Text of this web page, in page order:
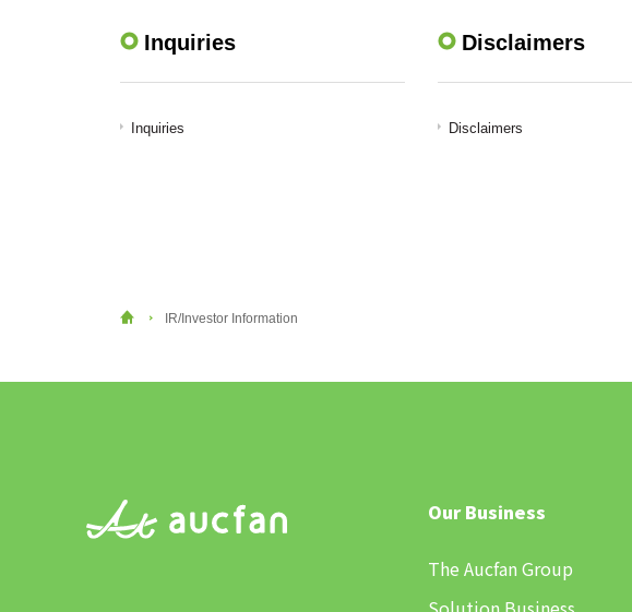
Inquiries
Inquiries
Disclaimers
Disclaimers
IR/Investor Information
Our Business
The Aucfan Group